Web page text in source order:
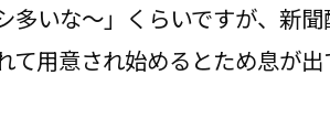
多いな～」くらいですが、新
て用意され始めるとため息が